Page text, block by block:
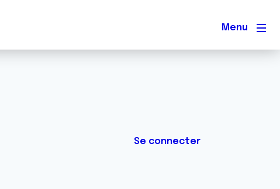
Menu
Se connecter